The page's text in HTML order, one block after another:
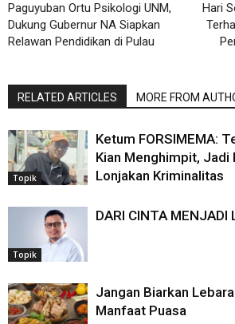
Paguyuban Ortu Psikologi UNM,
Dukung Gubernur NA Siapkan
Relawan Pendidikan di Pulau
Hari
RELATED ARTICLES MORE FROM
Topik
Ketum FORSIMEMA:
Kian Menghimpit, Jadi
Lonjakan Kriminalitas
Topik
DARI CINTA MENJADI
Jangan Biarkan
Manfaat Puasa